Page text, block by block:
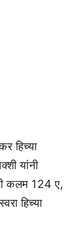
हिच्या
यांनी
कलम 124 ए,
हिच्या